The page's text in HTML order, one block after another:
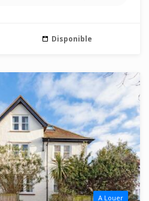
Disponible
A Louer